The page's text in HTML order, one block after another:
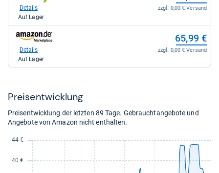
kaufen.
eBay
kaufen.
zzgl. 0,00 € Versand
Details
Auf Lager
zum
Shop:
Amazon.de
65,99 €
zzgl. 0,00 € Versand
Details
Auf Lager
Preis­ent­wick­lung
Preisentwicklung der letzten 89 Tage. Gebrauchtangebote und
Angebote von Amazon nicht enthalten.